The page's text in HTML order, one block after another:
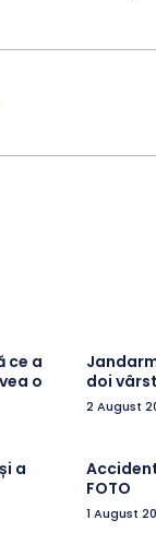
ce a
o
doi
2 August
a
FOTO
1 August